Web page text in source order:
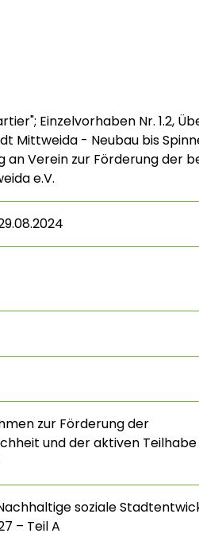
Einzelvorhaben Nr. 1.2,
Mittweida - Neubau bis
an Verein zur Förderung der
e.V.
zur Förderung der
und der aktiven
soziale
– Teil A